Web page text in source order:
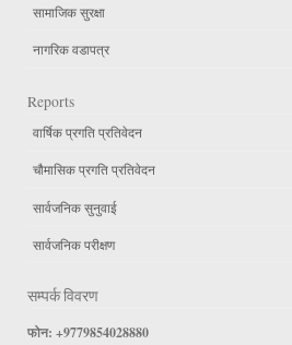
सामाजिक सुरक्षा
नागरिक वडापत्र
Reports
वार्षिक प्रगति प्रतिवेदन
चौमासिक प्रगति प्रतिवेदन
सार्वजनिक सुनुवाई
सार्वजनिक परीक्षण
सम्पर्क विवरण
फोन: +9779854028880